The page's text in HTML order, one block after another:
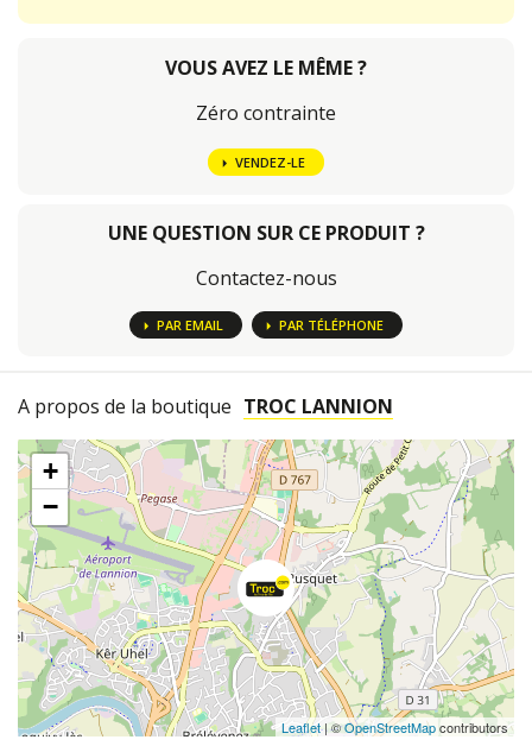
VOUS AVEZ LE MÊME ?
Zéro contrainte
VENDEZ-LE
UNE QUESTION SUR CE PRODUIT ?
Contactez-nous
PAR EMAIL PAR TÉLÉPHONE
A propos de la boutique TROC LANNION
+
−
Leaflet| ©OpenStreetMapcontributors